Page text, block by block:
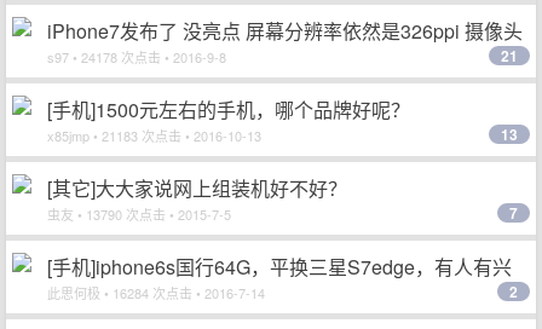
iPhone7发布了 没亮点 屏幕分辨率依然是326ppi 摄像头
凸起 外观变化不大(9月08日11:16更新)
s97 • 24178 次点击 • 2016-9-8 21
[手机]1500元左右的手机，哪个品牌好呢？
x85jmp • 21183 次点击 • 2016-10-13 13
[其它]大大家说网上组装机好不好？
虫友 • 13790 次点击 • 2015-7-5 7
[手机]iphone6s国行64G，平换三星S7edge，有人有兴
趣吗
此思何极 • 16284 次点击 • 2016-7-14 2